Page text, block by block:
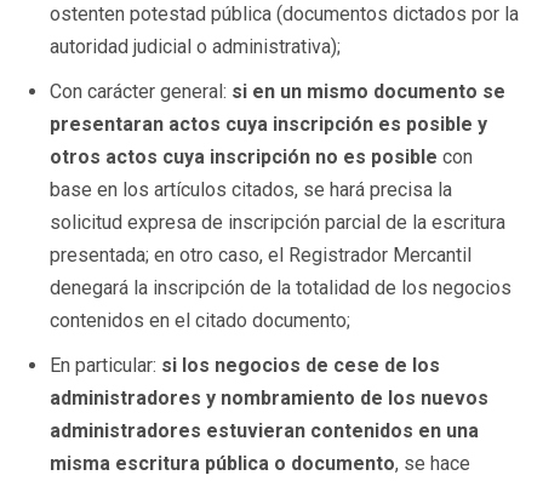
ostenten potestad pública (documentos dictados por la
autoridad judicial o administrativa);
Con carácter general: si en un mismo documento se
presentaran actos cuya inscripción es posible y
otros actos cuya inscripción no es posible con
base en los artículos citados, se hará precisa la
solicitud expresa de inscripción parcial de la escritura
presentada; en otro caso, el Registrador Mercantil
denegará la inscripción de la totalidad de los negocios
contenidos en el citado documento;
En particular: si los negocios de cese de los
administradores y nombramiento de los nuevos
administradores estuvieran contenidos en una
misma escritura pública o documento, se hace